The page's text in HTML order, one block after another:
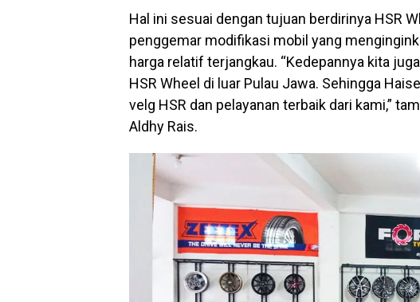
Hal ini sesuai dengan tujuan berdirinya HSR
penggemar modifikasi mobil yang
harga relatif terjangkau. “Kedepannya kita
HSR Wheel di luar Pulau Jawa. Sehingga
velg HSR dan pelayanan terbaik dari kami,”
Aldhy Rais.